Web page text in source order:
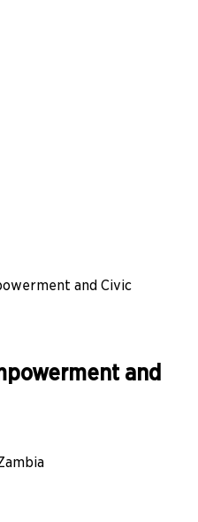
and Civic
and